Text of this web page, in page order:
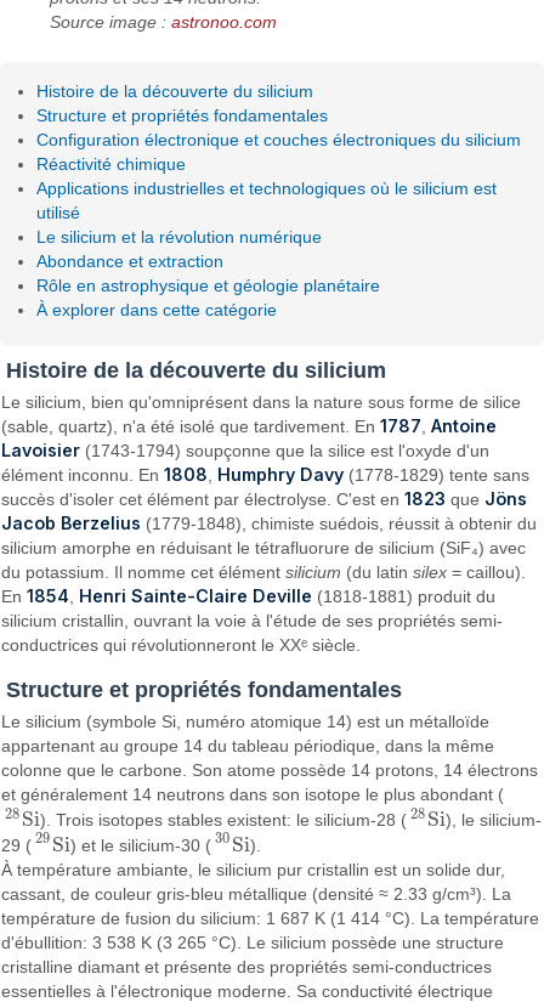
Source image :astronoo.com
Histoire de la découverte du silicium
Structure et propriétés fondamentales
Configuration électronique et couches électroniques du silicium
Réactivité chimique
Applications industrielles et technologiques où le silicium est
utilisé
Le silicium et la révolution numérique
Abondance et extraction
Rôle en astrophysique et géologie planétaire
À explorer dans cette catégorie
Histoire de la découverte du silicium
Le silicium, bien qu'omniprésent dans la nature sous forme de silice
(sable, quartz), n'a été isolé que tardivement. En1787 ,Antoine
Lavoisier (1743-1794) soupçonne que la silice est l'oxyde d'un
élément inconnu. En1808 Humphry Davy (1778-1829) tente sans
succès d'isoler cet élément par électrolyse. C'est en1823 que Jöns
Jacob Berzelius (1779-1848), chimiste suédois, réussit à obtenir du
silicium amorphe en réduisant le tétrafluorure de silicium (SiF₄) avec
du potassium. Il nomme cet élémentsilicium (du latinsilex = caillou).
En1854 Henri Sainte-Claire Deville (1818-1881) produit du
silicium cristallin, ouvrant la voie à l'étude de ses propriétés semi-
conductrices qui révolutionneront le XXᵉ siècle.
Structure et propriétés fondamentales
Le silicium (symbole Si, numéro atomique 14) est un métalloïde
appartenant au groupe 14 du tableau périodique, dans la même
colonne que le carbone. Son atome possède 14 protons, 14 électrons
et généralement 14 neutrons dans son isotope le plus abondant (
28 Si
28Si ). Trois isotopes stables existent: le silicium-28 ( 28 Si
28Si ), le silicium-
29 ( 29 Si
29Si ) et le silicium-30 ( 30 Si
30Si ).
À température ambiante, le silicium pur cristallin est un solide dur,
cassant, de couleur gris-bleu métallique (densité ≈ 2.33 g/cm³). La
température de fusion du silicium: 1 687 K (1 414 °C). La température
d'ébullition: 3 538 K (3 265 °C). Le silicium possède une structure
cristalline diamant et présente des propriétés semi-conductrices
essentielles à l'électronique moderne. Sa conductivité électrique